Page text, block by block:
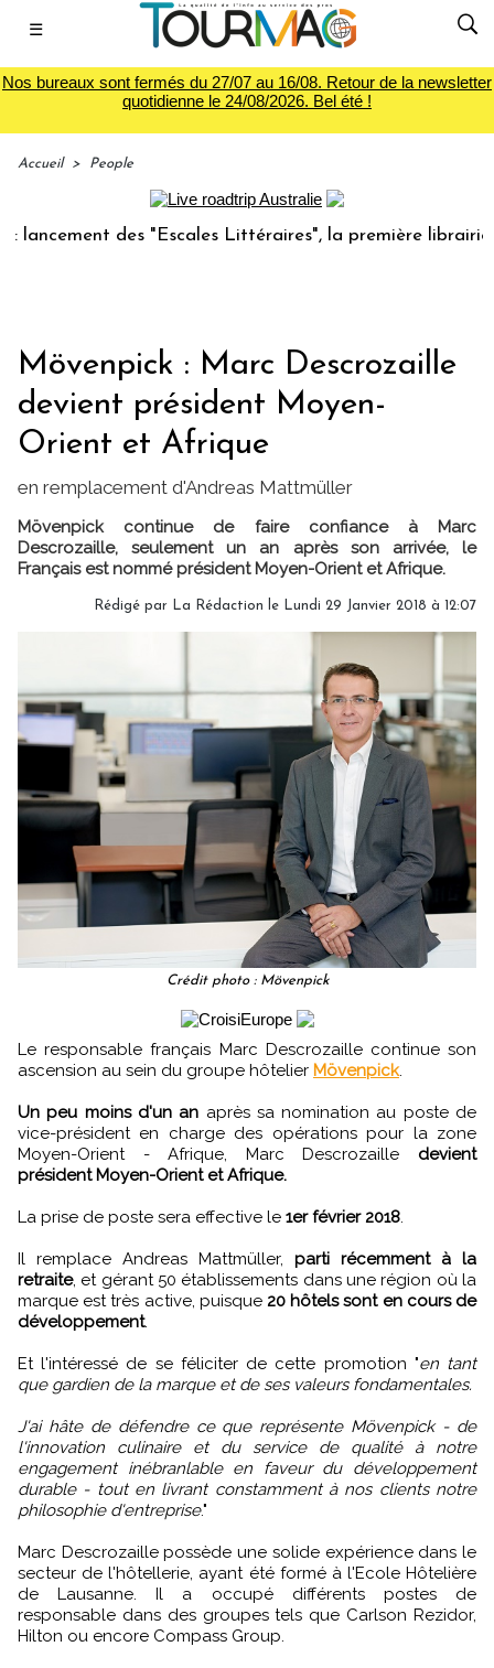
☰
Nos bureaux sont fermés du 27/07 au 16/08. Retour de la newsletter
quotidienne le 24/08/2026. Bel été !
Accueil > People
des "Escales Littéraires", la première librairie du
Mövenpick : Marc Descrozaille
devient président Moyen-
Orient et Afrique
en remplacement d'Andreas Mattmüller
Mövenpick continue de faire confiance à Marc
Descrozaille, seulement un an après son arrivée, le
Français est nommé président Moyen-Orient et Afrique.
Rédigé par La Rédaction le Lundi 29 Janvier 2018 à 12:07
Crédit photo : Mövenpick
Le responsable français Marc Descrozaille continue son
ascension au sein du groupe hôtelier Mövenpick.
Un peu moins d'un an après sa nomination au poste de
vice-président en charge des opérations pour la zone
Moyen-Orient - Afrique, Marc Descrozaille devient
président Moyen-Orient et Afrique.
La prise de poste sera effective le 1er février 2018
Il remplace Andreas Mattmüller,
parti récemment à la
retraite, et gérant 50 établissements dans une région où la
marque est très active, puisque 20 hôtels sont en cours de
développement.
Et l'intéressé de se féliciter de cette promotion "en tant
que gardien de la marque et de ses valeurs fondamentales.
J'ai hâte de défendre ce que représente Mövenpick - de
l'innovation culinaire et du service de qualité à notre
engagement inébranlable en faveur du développement
durable - tout en livrant constamment à nos clients notre
philosophie d'entreprise."
Marc Descrozaille possède une solide expérience dans le
secteur de l'hôtellerie, ayant été formé à l'Ecole Hôtelière
de Lausanne. Il a occupé différents postes de
responsable dans des groupes tels que Carlson Rezidor,
Hilton ou encore Compass Group.